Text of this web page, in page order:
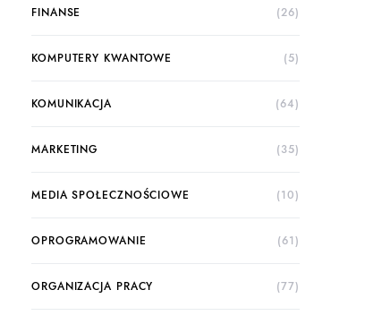
FINANSE (26)
KOMPUTERY KWANTOWE (5)
KOMUNIKACJA (64)
MARKETING (35)
MEDIA SPOŁECZNOŚCIOWE (10)
OPROGRAMOWANIE (61)
ORGANIZACJA PRACY (77)